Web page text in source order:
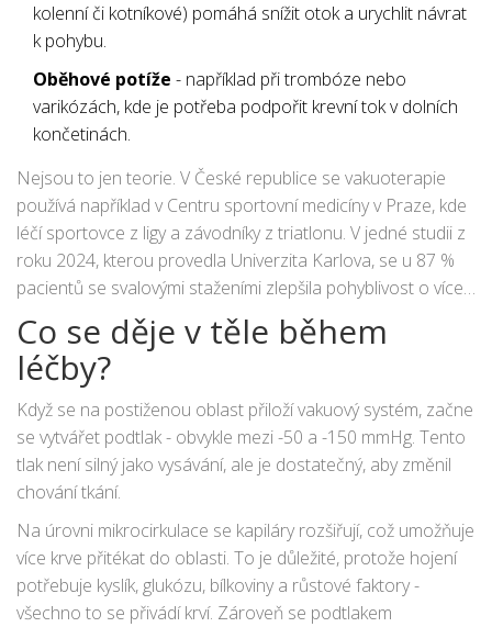
kolenní či kotníkové) pomáhá snížit otok a urychlit návrat
k pohybu.
Oběhové potíže - například při trombóze nebo
varikózách, kde je potřeba podpořit krevní tok v dolních
končetinách.
Nejsou to jen teorie. V České republice se vakuoterapie
používá například v Centru sportovní medicíny v Praze, kde
léčí sportovce z ligy a závodníky z triatlonu. V jedné studii z
roku 2024, kterou provedla Univerzita Karlova, se u 87 %
pacientů se svalovými staženími zlepšila pohyblivost o více
než 40 % během 10 dní.
Co se děje v těle během
léčby?
Když se na postiženou oblast přiloží vakuový systém, začne
se vytvářet podtlak - obvykle mezi -50 a -150 mmHg. Tento
tlak není silný jako vysávání, ale je dostatečný, aby změnil
chování tkání.
Na úrovni mikrocirkulace se kapiláry rozšiřují, což umožňuje
více krve přitékat do oblasti. To je důležité, protože hojení
potřebuje kyslík, glukózu, bílkoviny a růstové faktory -
všechno to se přivádí krví. Zároveň se podtlakem